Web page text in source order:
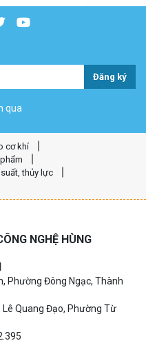
Đăng ký
qua
cơ khí
thủy lực
NGHỆ HÙNG
Phường Đông Ngạc, Thành
Lê Quang Đạo, Phường Từ